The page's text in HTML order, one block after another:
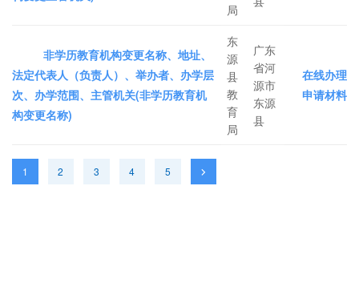
局
非学历教育机构变更名称、地址、
法定代表人（负责人）、举办者、办学层
次、办学范围、主管机关(非学历教育机
构变更名称)
东
源
县
教
育
局
广东
省河
源市
东源
县
在线办理
申请材料
1 2 3 4 5